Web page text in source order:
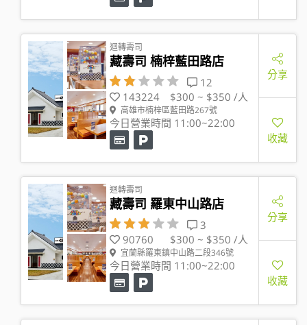
迴轉壽司
藏壽司 楠梓藍田路店
12
143224
$300 ~ $350 /人
高雄市楠梓區藍田路267號
今日營業時間 11:00~22:00
分享
收藏
迴轉壽司
藏壽司 羅東中山路店
3
90760
$300 ~ $350 /人
宜蘭縣羅東鎮中山路二段346號
今日營業時間 11:00~22:00
分享
收藏